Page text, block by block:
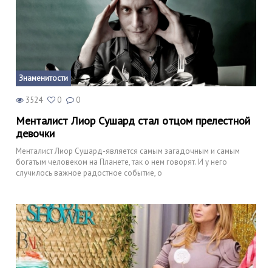
Знаменитости
3524 0 0
Менталист Лиор Сушард стал отцом прелестной
девочки
Менталист Лиор Сушард-является самым загадочным и самым
богатым человеком на Планете, так о нем говорят. И у него
случилось важное радостное событие, о